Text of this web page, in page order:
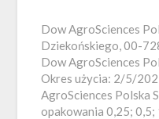
Dow AgroSciences
Dziekońskiego, 00-
Dow AgroSciences
Okres użycia: 2/5/
AgroSciences Polska
opakowania 0,25;